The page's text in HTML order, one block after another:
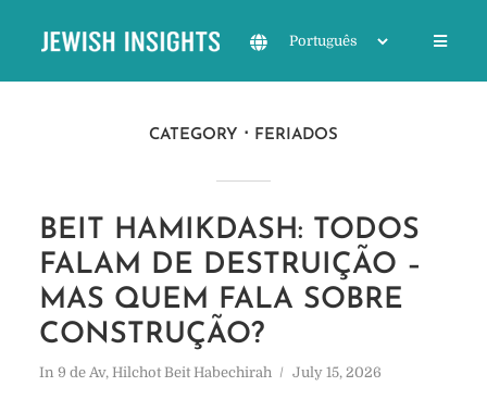
CATEGORY FERIADOS
BEIT HAMIKDASH: TODOS
FALAM DE DESTRUIÇÃO –
MAS QUEM FALA SOBRE
CONSTRUÇÃO?
In 9 de Av, Hilchot Beit Habechirah July 15, 2026